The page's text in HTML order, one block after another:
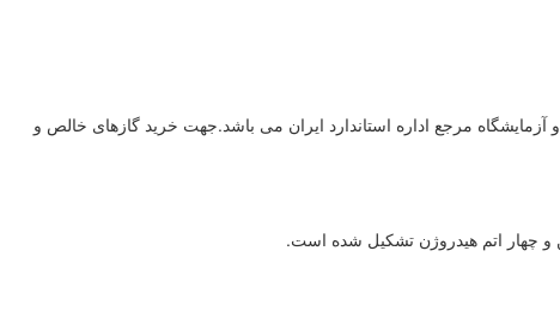
تولید کننده و تامین کننده گازهای خالص وترکیبی دارای گواهینامه ISO17025 و آزمایشگاه مرجع اداره استاندارد ایران می باشد.جهت خرید گازهای خالص و